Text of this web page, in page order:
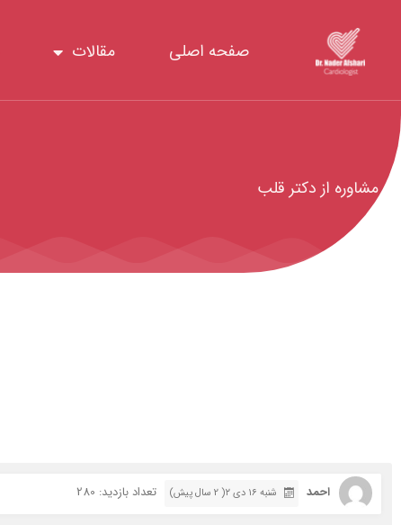
محتوا
صفحه اصلی مقالات
مشاوره از دکتر قلب
احمد شنبه ۱۶ دی ۲( 2 سال پیش) تعداد بازدید: 280